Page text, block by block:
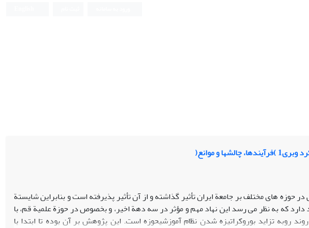
و موانع(
های مختلف بر جامعة ایران تأثیر گذاشته و از آن تأثیر پذیرفته است و بنابراین شایستة
که به نظر می رسد این نهاد مهم و مؤثر در سه دهة اخیر، و بخصوص در حوزة علمیة قم، با
روبه تزاید بوروکراتیزه شدن نظام آموزشیحوزه است. این پژوهش بر آن بوده تا ابتدا با